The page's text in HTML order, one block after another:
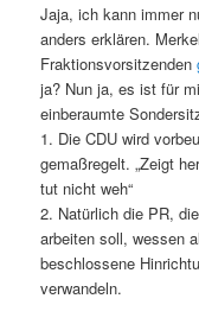
Jaja, ich kann immer
anders erklären.
Fraktionsvorsitzenden
ja? Nun ja, es ist für
einberaumte
1. Die CDU wird
gemaßregelt. „Zeigt
tut nicht weh“
2. Natürlich die PR,
arbeiten soll, wessen
beschlossene
verwandeln.